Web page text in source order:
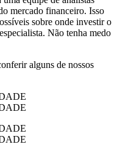
mercado financeiro. Isso
sobre onde investir o
Não tenha medo
alguns de nossos